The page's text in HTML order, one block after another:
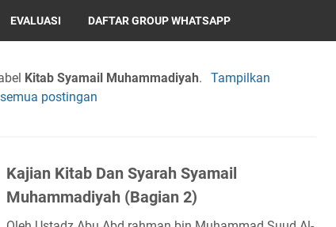
EVALUASI DAFTAR GROUP WHATSAPP
Kitab Syamail Muhammadiyah.
Tampilkan
semua postingan
Kajian Kitab Dan Syarah Syamail
Muhammadiyah (Bagian 2)